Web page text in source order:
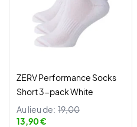
ZERV Performance Socks
Short 3-pack White
Au lieu de: 19,00
13,90 €